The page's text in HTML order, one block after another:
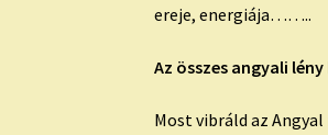
ereje, energiája……..
Az összes angyali
Most vibráld az